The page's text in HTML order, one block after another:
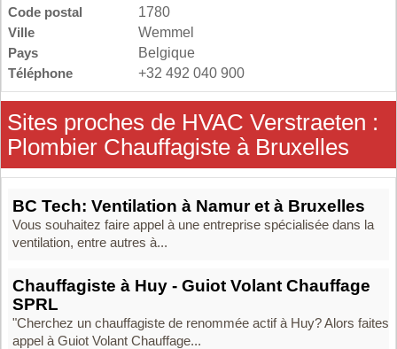
Code postal
1780
Ville
Wemmel
Pays
Belgique
Téléphone
+32 492 040 900
Sites proches de HVAC Verstraeten :
Plombier Chauffagiste à Bruxelles
BC Tech: Ventilation à Namur et à Bruxelles
Vous souhaitez faire appel à une entreprise spécialisée dans la
ventilation, entre autres à...
Chauffagiste à Huy - Guiot Volant Chauffage
SPRL
"Cherchez un chauffagiste de renommée actif à Huy? Alors faites
appel à Guiot Volant Chauffage...